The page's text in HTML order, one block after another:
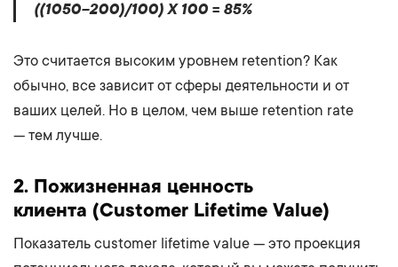
((1050–200)/100) X 100 = 85%
Это считается высоким уровнем retention? Как
обычно, все зависит от сферы деятельности и от
ваших целей. Но в целом, чем выше retention rate
— тем лучше.
2. Пожизненная ценность
клиента (Customer Lifetime Value)
Показатель customer lifetime value — это проекция